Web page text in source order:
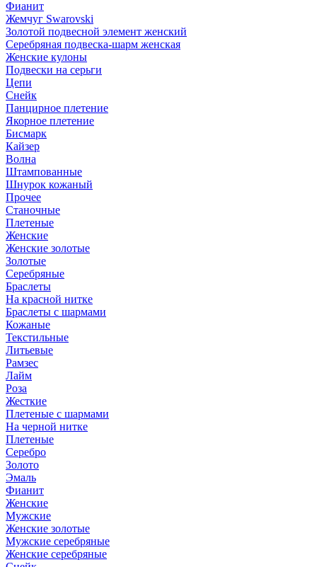
Фианит
Жемчуг Swarovski
Золотой подвесной элемент женcкий
Серебряная подвеска-шарм женская
Женские кулоны
Подвески на серьги
Цепи
Снейк
Панцирное плетение
Якорное плетение
Бисмарк
Кайзер
Волна
Штампованные
Шнурок кожаный
Прочее
Станочные
Плетеные
Женские
Женские золотые
Золотые
Серебряные
Браслеты
На красной нитке
Браслеты с шармами
Кожаные
Текстильные
Литьевые
Рамзес
Лайм
Роза
Жесткие
Плетеные с шармами
На черной нитке
Плетеные
Серебро
Золото
Эмаль
Фианит
Женские
Мужские
Женские золотые
Мужские серебряные
Женские серебряные